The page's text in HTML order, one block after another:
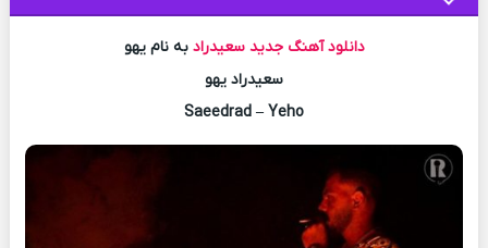
دانلود آهنگ جدید سعیدراد به نام یهو
سعیدراد یهو
Saeedrad – Yeho